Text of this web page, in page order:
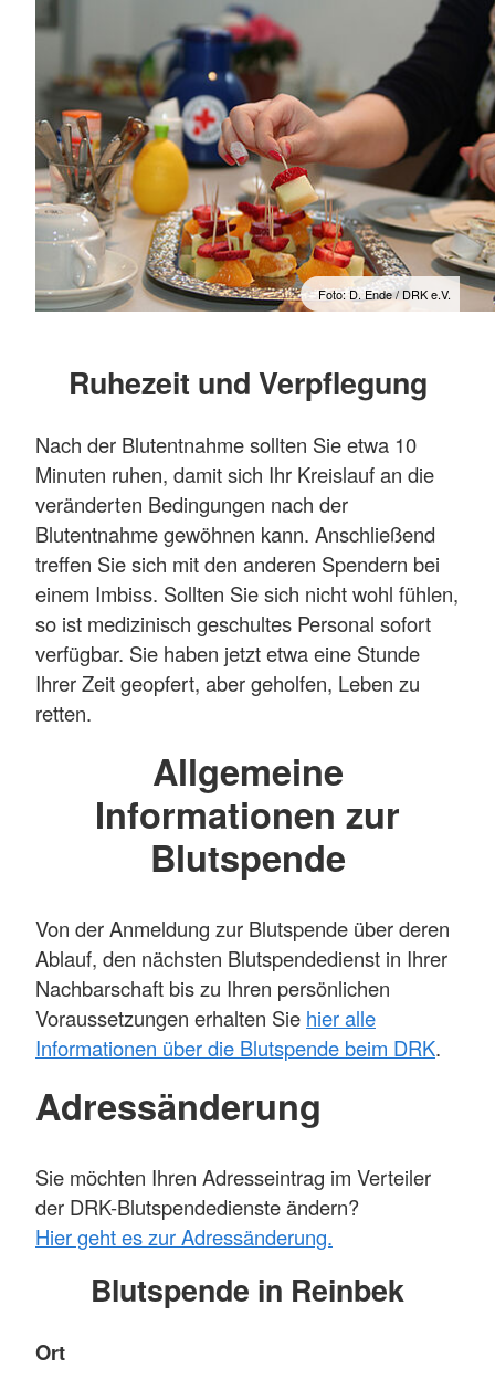
Foto: D. Ende / DRK e.V.
Ruhezeit und Verpflegung
Nach der Blutentnahme sollten Sie etwa 10
Minuten ruhen, damit sich Ihr Kreislauf an die
veränderten Bedingungen nach der
Blutentnahme gewöhnen kann. Anschließend
treffen Sie sich mit den anderen Spendern bei
einem Imbiss. Sollten Sie sich nicht wohl fühlen,
so ist medizinisch geschultes Personal sofort
verfügbar. Sie haben jetzt etwa eine Stunde
Ihrer Zeit geopfert, aber geholfen, Leben zu
retten.
Allgemeine
Informationen zur
Blutspende
Von der Anmeldung zur Blutspende über deren
Ablauf, den nächsten Blutspendedienst in Ihrer
Nachbarschaft bis zu Ihren persönlichen
Voraussetzungen erhalten Sie hier alle
Informationen über die Blutspende beim DRK.
Adressänderung
Sie möchten Ihren Adresseintrag im Verteiler
der DRK-Blutspendedienste ändern?
Hier geht es zur Adressänderung.
Blutspende in Reinbek
Ort